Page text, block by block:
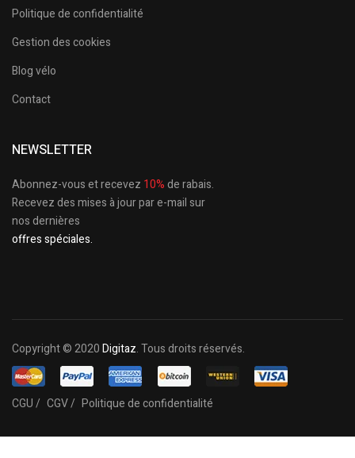
Politique de confidentialité
Gestion des cookies
Blog vélo
Contact
NEWSLETTER
Abonnez-vous et recevez 10%de rabais.
Recevez des mises à jour par e-mail sur
nos dernières
offres spéciales.
Copyright © 2020Digitaz. Tous droits réservés.
CGU / CGV / Politique de confidentialité